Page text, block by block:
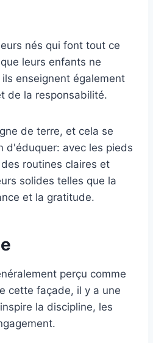
nés qui font tout ce
leurs enfants ne
enseignent également
de la responsabilité.
de terre, et cela se
d'éduquer: avec les pieds
routines claires et
solides telles que la
et la gratitude.
perçu comme
cette façade, il y a une
la discipline, les